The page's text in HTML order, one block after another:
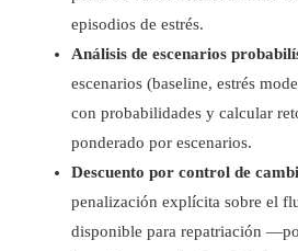
episodios de estrés.
Análisis de escenarios
escenarios (baseline, estrés
con probabilidades y calcular
ponderado por escenarios.
Descuento por control de
penalización explícita sobre el
disponible para repatriación